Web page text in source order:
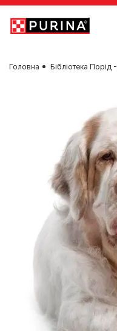
Skip to main content
Головна Бібліотека